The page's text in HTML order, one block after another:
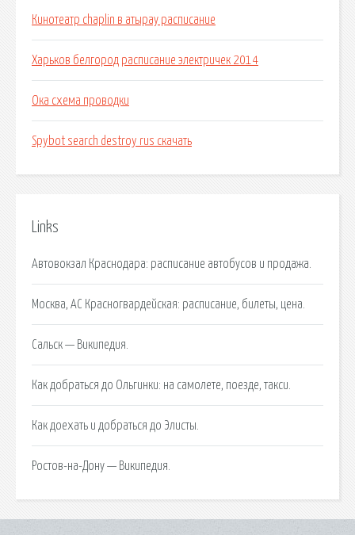
Кинотеатр chaplin в атырау расписание
Харьков белгород расписание электричек 2014
Ока схема проводки
Spybot search destroy rus скачать
Links
Автовокзал Краснодара: расписание автобусов и продажа.
Москва, АС Красногвардейская: расписание, билеты, цена.
Сальск — Википедия.
Как добраться до Ольгинки: на самолете, поезде, такси.
Как доехать и добраться до Элисты.
Ростов-на-Дону — Википедия.